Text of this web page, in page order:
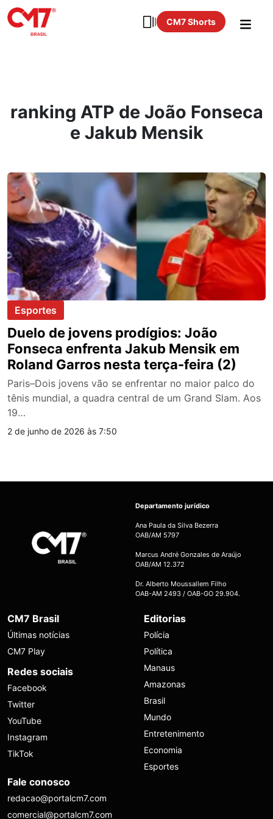
CM7 Shorts
ranking ATP de João Fonseca
e Jakub Mensik
Esportes
Duelo de jovens prodígios: João
Fonseca enfrenta Jakub Mensik em
Roland Garros nesta terça-feira (2)
Paris–Dois jovens vão se enfrentar no maior palco do
tênis mundial, a quadra central de um Grand Slam. Aos
19…
2 de junho de 2026 às 7:50
Departamento jurídico
Ana Paula da Silva Bezerra
OAB/AM 5797
Marcus André Gonzales de Araújo
OAB/AM 12.372
Dr. Alberto Moussallem Filho
OAB-AM 2493 / OAB-GO 29.904.
CM7 Brasil
Últimas notícias
CM7 Play
Redes sociais
Facebook
Twitter
YouTube
Instagram
TikTok
Editorias
Polícia
Política
Manaus
Amazonas
Brasil
Mundo
Entretenimento
Economia
Esportes
Fale conosco
redacao@portalcm7.com
comercial@portalcm7.com